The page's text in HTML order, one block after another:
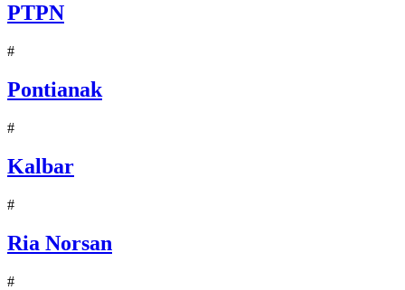
PTPN
#
Pontianak
#
Kalbar
#
Ria Norsan
#